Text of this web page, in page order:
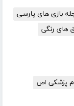
بازی های پارسی
های رنگی
پزشکی اص